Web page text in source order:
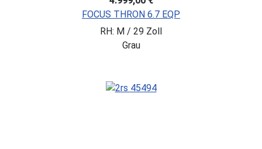
FOCUS THRON 6.7 EQP
RH: M / 29 Zoll
Grau